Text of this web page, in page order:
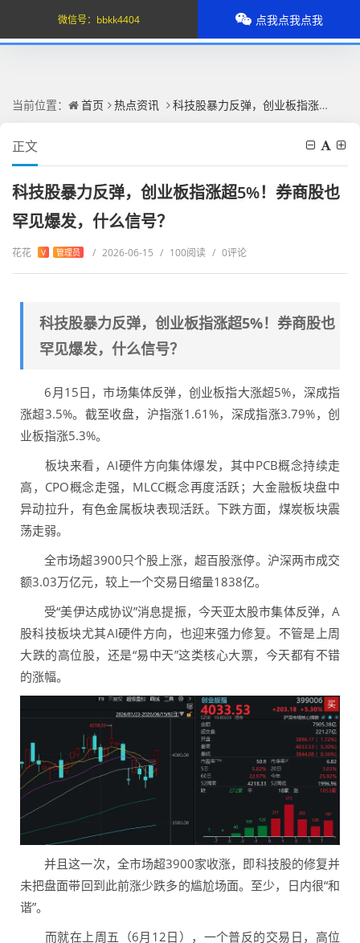
当前位置： 首页 热点资讯 科技股暴力反弹，创业板指涨超5%！券商股也罕见爆发，什么信号？
正文
科技股暴力反弹，创业板指涨超5%！券商股也
罕见爆发，什么信号？
花花 V 管理员 / 2026-06-15 / 100阅读 / 0评论
科技股暴力反弹，创业板指涨超5%！券商股也
罕见爆发，什么信号？
6月15日，市场集体反弹，创业板指大涨超5%，深成指
涨超3.5%。截至收盘，沪指涨1.61%，深成指涨3.79%，创
业板指涨5.3%。
板块来看，AI硬件方向集体爆发，其中PCB概念持续走
高，CPO概念走强，MLCC概念再度活跃；大金融板块盘中
异动拉升，有色金属板块表现活跃。下跌方面，煤炭板块震
荡走弱。
全市场超3900只个股上涨，超百股涨停。沪深两市成交
额3.03万亿元，较上一个交易日缩量1838亿。
受“美伊达成协议”消息提振，今天亚太股市集体反弹，A
股科技板块尤其AI硬件方向，也迎来强力修复。不管是上周
大跌的高位股，还是“易中天”这类核心大票，今天都有不错
的涨幅。
并且这一次，全市场超3900家收涨，即科技股的修复并
未把盘面带回到此前涨少跌多的尴尬场面。至少，日内很“和
谐”。
而就在上周五（6月12日），一个普反的交易日，高位
微信号： bbkk4404 点我点我点我